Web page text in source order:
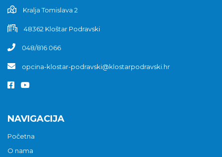
Kralja Tomislava 2
48362 Kloštar Podravski
048/816 066
opcina-klostar-podravski@klostarpodravski.hr
NAVIGACIJA
Početna
O nama